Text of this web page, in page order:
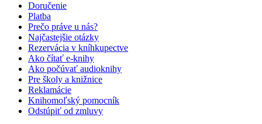
Doručenie
Platba
Prečo práve u nás?
Najčastejšie otázky
Rezervácia v kníhkupectve
Ako čítať e-knihy
Ako počúvať audioknihy
Pre školy a knižnice
Reklamácie
Knihomoľský pomocník
Odstúpiť od zmluvy